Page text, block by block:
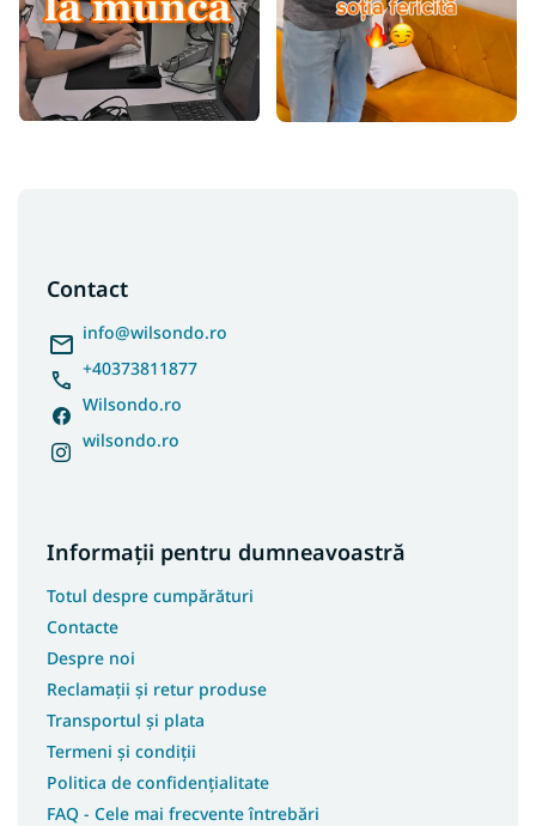
Contact
info@wilsondo.ro
+40373811877
Wilsondo.ro
wilsondo.ro
Informații pentru dumneavoastră
Totul despre cumpărături
Contacte
Despre noi
Reclamații și retur produse
Transportul și plata
Termeni și condiții
Politica de confidențialitate
FAQ - Cele mai frecvente întrebări